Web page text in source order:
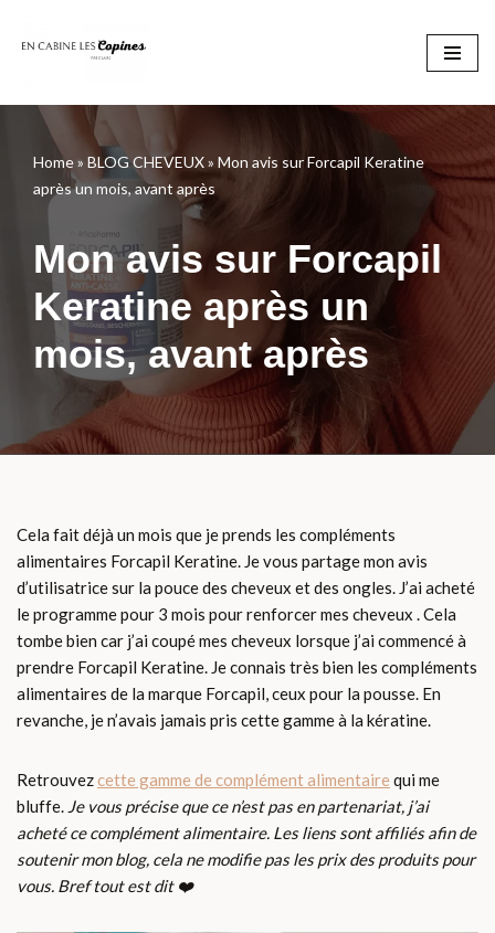
contenu
Home» BLOG CHEVEUX» Mon avis sur Forcapil Keratine
après un mois, avant après
Mon avis sur Forcapil
Keratine après un
mois, avant après
Cela fait déjà un mois que je prends les compléments
alimentaires Forcapil Keratine. Je vous partage mon avis
d’utilisatrice sur la pouce des cheveux et des ongles. J’ai acheté
le programme pour 3 mois pour renforcer mes cheveux . Cela
tombe bien car j’ai coupé mes cheveux lorsque j’ai commencé à
prendre Forcapil Keratine. Je connais très bien les compléments
alimentaires de la marque Forcapil, ceux pour la pousse. En
revanche, je n’avais jamais pris cette gamme à la kératine.
Retrouvezcette gamme de complément alimentaire qui me
bluffe. Je vous précise que ce n’est pas en partenariat, j’ai
acheté ce complément alimentaire. Les liens sont affiliés afin de
soutenir mon blog, cela ne modifie pas les prix des produits pour
vous. Bref tout est dit ❤️